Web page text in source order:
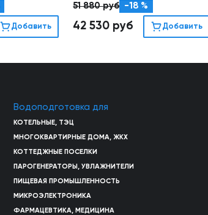
Добавить
свойств воды.
51 880руб -18 %
42 530 руб Добавить
Водоподготовка для
КОТЕЛЬНЫЕ, ТЭЦ
МНОГОКВАРТИРНЫЕ ДОМА, ЖКХ
КОТТЕДЖНЫЕ ПОСЕЛКИ
ПАРОГЕНЕРАТОРЫ, УВЛАЖНИТЕЛИ
ПИЩЕВАЯ ПРОМЫШЛЕННОСТЬ
МИКРОЭЛЕКТРОНИКА
ФАРМАЦЕВТИКА, МЕДИЦИНА